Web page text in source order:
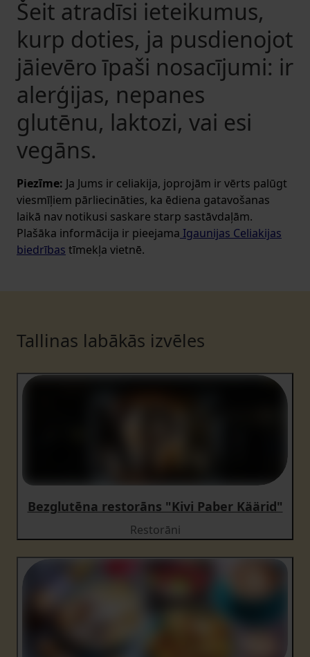
Šeit atradīsi ieteikumus,
kurp doties, ja pusdienojot
jāievēro īpaši nosacījumi: ir
alerģijas, nepanes
glutēnu, laktozi, vai esi
vegāns.
Piezīme: Ja Jums ir celiakija, joprojām ir vērts palūgt
viesmīļiem pārliecināties, ka ēdiena gatavošanas
laikā nav notikusi saskare starp sastāvdaļām.
Plašāka informācija ir pieejama Igaunijas Celiakijas
biedrības tīmekļa vietnē.
Tallinas labākās izvēles
Bezglutēna restorāns "Kivi Paber Käärid"
Restorāni